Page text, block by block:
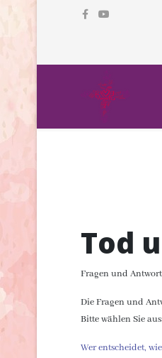
Tod
Fragen und
Die Fragen und
Bitte wählen Sie aus:
Wer entscheidet,